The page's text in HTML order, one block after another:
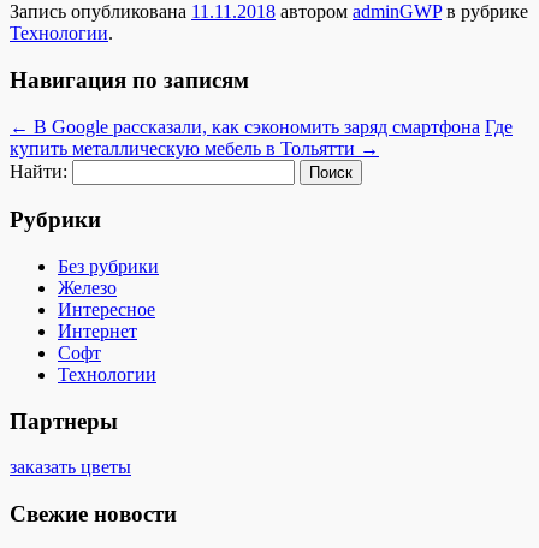
Запись опубликована 11.11.2018 автором adminGWPв рубрике
Технологии.
Навигация по записям
← В Google рассказали, как сэкономить заряд смартфона Где
купить металлическую мебель в Тольятти →
Найти:
Рубрики
Без рубрики
Железо
Интересное
Интернет
Софт
Технологии
Партнеры
заказать цветы
Свежие новости